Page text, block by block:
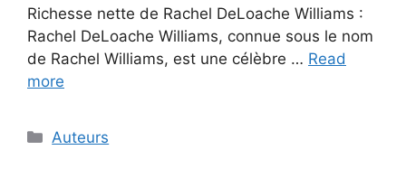
Richesse nette de Rachel DeLoache Williams :
Rachel DeLoache Williams, connue sous le nom
de Rachel Williams, est une célèbre … Read
more
Categories
Auteurs